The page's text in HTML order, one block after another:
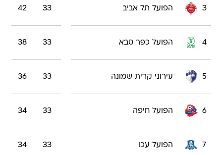
3 הפועל תל אביב 33
42
4 הפועל כפר סבא 33
38
5 עירוני קרית שמונה 33
36
6 הפועל חיפה 33
34
7 הפועל עכו 33
34